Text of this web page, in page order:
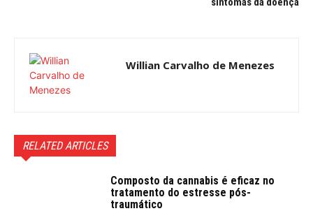
Willian Carvalho de Menezes
RELATED ARTICLES
Composto da cannabis é eficaz no
tratamento do estresse pós-
traumático